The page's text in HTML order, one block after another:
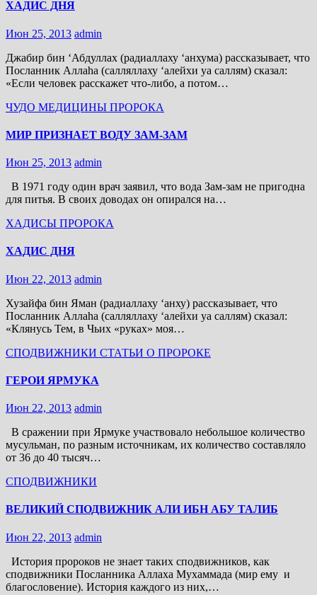
ХАДИС ДНЯ
Июн 25, 2013 admin
Джабир бин ‘Абдуллах (радиаллаху ‘анхума) рассказывает, что
Посланник Аллаhа (салляллаху ‘алейхи уа саллям) сказал:
«Если человек расскажет что-либо, а потом…
ЧУДО МЕДИЦИНЫ ПРОРОКА
МИР ПРИЗНАЕТ ВОДУ ЗАМ-ЗАМ
Июн 25, 2013 admin
В 1971 году один врач заявил, что вода Зам-зам не пригодна
для питья. В своих доводах он опирался на…
ХАДИСЫ ПРОРОКА
ХАДИС ДНЯ
Июн 22, 2013 admin
Хузайфа бин Яман (радиаллаху ‘анху) рассказывает, что
Посланник Аллаhа (салляллаху ‘алейхи уа саллям) сказал:
«Клянусь Тем, в Чьих «руках» моя…
СПОДВИЖНИКИ СТАТЬИ О ПРОРОКЕ
ГЕРОИ ЯРМУКА
Июн 22, 2013 admin
В сражении при Ярмуке участвовало небольшое количество
мусульман, по разным источникам, их количество составляло
от 36 до 40 тысяч…
СПОДВИЖНИКИ
ВЕЛИКИЙ СПОДВИЖНИК АЛИ ИБН АБУ ТАЛИБ
Июн 22, 2013 admin
История пророков не знает таких сподвижников, как
сподвижники Посланника Аллаха Мухаммада (мир ему и
благословение). История каждого из них,…